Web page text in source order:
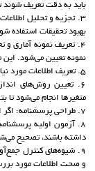
باید به دقت تعریف شوند
3. تجزیه و تحلیل
بهبود تحقیقات استفاده
4. تعریف نمونه آماری
نمونه تعیین می‌شود. این
5. تعریف اطلاعات مورد نیاز: اطلاعات مورد نیاز برای تحقیق تعیین می‌شود تا در مراحل بعدی جمع‌آوری و ارزیابی شوند.
6. تعیین روش‌های
متغیرها انجام می‌شود تا
7. طراحی پرسشنامه: اگر از پرسشنامه برای جمع‌آوری اطلاعات استفاده می‌شود، پرسشنامه‌ها طراحی و تهیه می‌شوند.
داشته باشند، تصحیح
9. شیوه‌های کنترل
و صحت اطلاعات مورد